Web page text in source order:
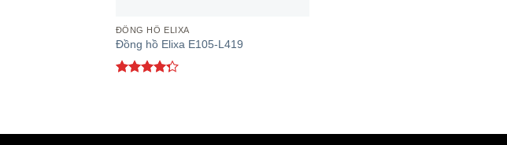
ĐỒNG HỒ ELIXA
Đồng hồ Elixa E105-L419